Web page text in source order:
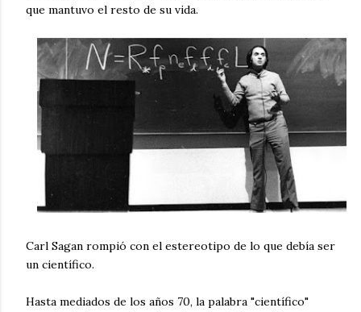
que mantuvo el resto de su vida.
Carl Sagan rompió con el estereotipo de lo que debía ser
un científico.
Hasta mediados de los años 70, la palabra "científico"